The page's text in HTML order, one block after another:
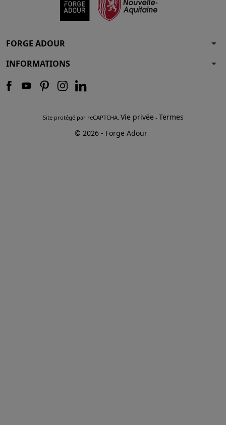
FORGE ADOUR arrow_drop_down
INFORMATIONS arrow_drop_down
Site protégé par reCAPTCHA. Vie privée - Termes
© 2026 - Forge Adour